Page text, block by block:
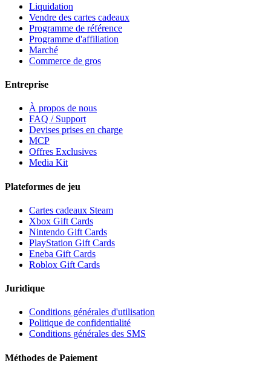
Liquidation
Vendre des cartes cadeaux
Programme de référence
Programme d'affiliation
Marché
Commerce de gros
Entreprise
À propos de nous
FAQ / Support
Devises prises en charge
MCP
Offres Exclusives
Media Kit
Plateformes de jeu
Cartes cadeaux Steam
Xbox Gift Cards
Nintendo Gift Cards
PlayStation Gift Cards
Eneba Gift Cards
Roblox Gift Cards
Juridique
Conditions générales d'utilisation
Politique de confidentialité
Conditions générales des SMS
Méthodes de Paiement